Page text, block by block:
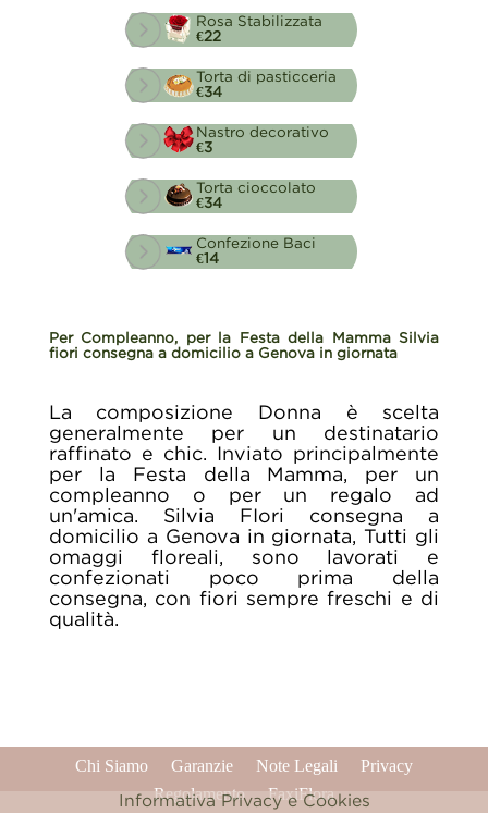
Rosa Stabilizzata
€22
Torta di pasticceria
€34
Nastro decorativo
€3
Torta cioccolato
€34
Confezione Baci
€14
Per Compleanno, per la Festa della Mamma Silvia
fiori consegna a domicilio a Genova in giornata
La composizione Donna è scelta
generalmente per un destinatario
raffinato e chic. Inviato principalmente
per la Festa della Mamma, per un
compleanno o per un regalo ad
un'amica. Silvia FIori consegna a
domicilio a Genova in giornata, Tutti gli
omaggi floreali, sono lavorati e
confezionati poco prima della
consegna, con fiori sempre freschi e di
qualità.
Chi Siamo Garanzie Note Legali
Privacy
Regolamento
FaxiFlora
Informativa Privacy e Cookies